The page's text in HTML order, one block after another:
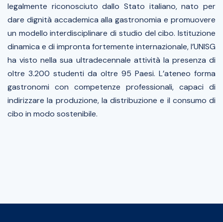
legalmente riconosciuto dallo Stato italiano, nato per
dare dignità accademica alla gastronomia e promuovere
un modello interdisciplinare di studio del cibo. Istituzione
dinamica e di impronta fortemente internazionale, l’UNISG
ha visto nella sua ultradecennale attività la presenza di
oltre 3.200 studenti da oltre 95 Paesi. L’ateneo forma
gastronomi con competenze professionali, capaci di
indirizzare la produzione, la distribuzione e il consumo di
cibo in modo sostenibile.